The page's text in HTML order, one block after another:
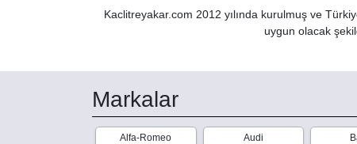
Kaclitreyakar.com 2012 yılında kurulmuş ve
uygun olacak
Markalar
Alfa-Romeo Audi